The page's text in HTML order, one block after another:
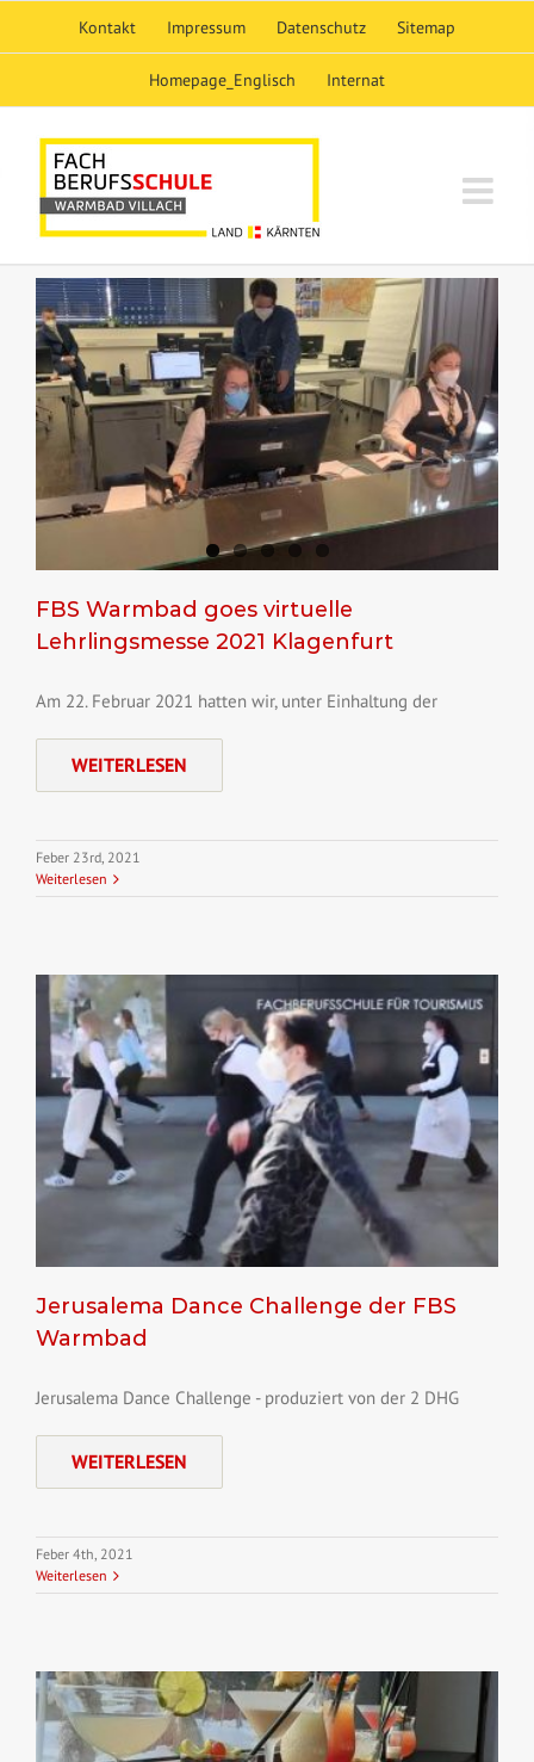
Kontakt Impressum Datenschutz Sitemap
Homepage_Englisch Internat
FBS Warmbad goes virtuelle
Lehrlingsmesse 2021 Klagenfurt
Am 22. Februar 2021 hatten wir, unter Einhaltung der
WEITERLESEN
Feber 23rd, 2021
Weiterlesen
Jerusalema Dance Challenge der FBS
Warmbad
Jerusalema Dance Challenge - produziert von der 2 DHG
WEITERLESEN
Feber 4th, 2021
Weiterlesen